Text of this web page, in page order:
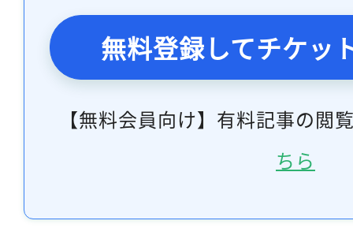
無料登録してチケッ
【無料会員向け】有料記事の閲
ちら